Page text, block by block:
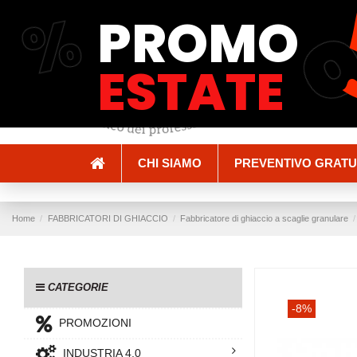
CHI SIAMO PREVENTIVO
Home FABBRICATORI DI GHIACCIO Fabbricatore di ghiaccio a scaglie granulare
-8%
CATEGORIE
PROMOZIONI
INDUSTRIA 4.0
% PROMO
ESTATE